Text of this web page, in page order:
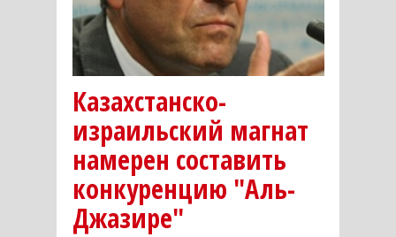
Казахстанско-
израильский магнат
намерен составить
конкуренцию "Аль-
Джазире"